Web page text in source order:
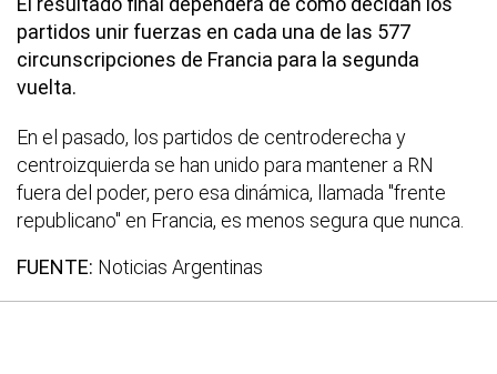
partidos unir fuerzas en cada una de las 577
circunscripciones de Francia para la segunda
vuelta.
En el pasado, los partidos de centroderecha y
centroizquierda se han unido para mantener a RN
fuera del poder, pero esa dinámica, llamada "frente
republicano" en Francia, es menos segura que nunca.
FUENTE: Noticias Argentinas